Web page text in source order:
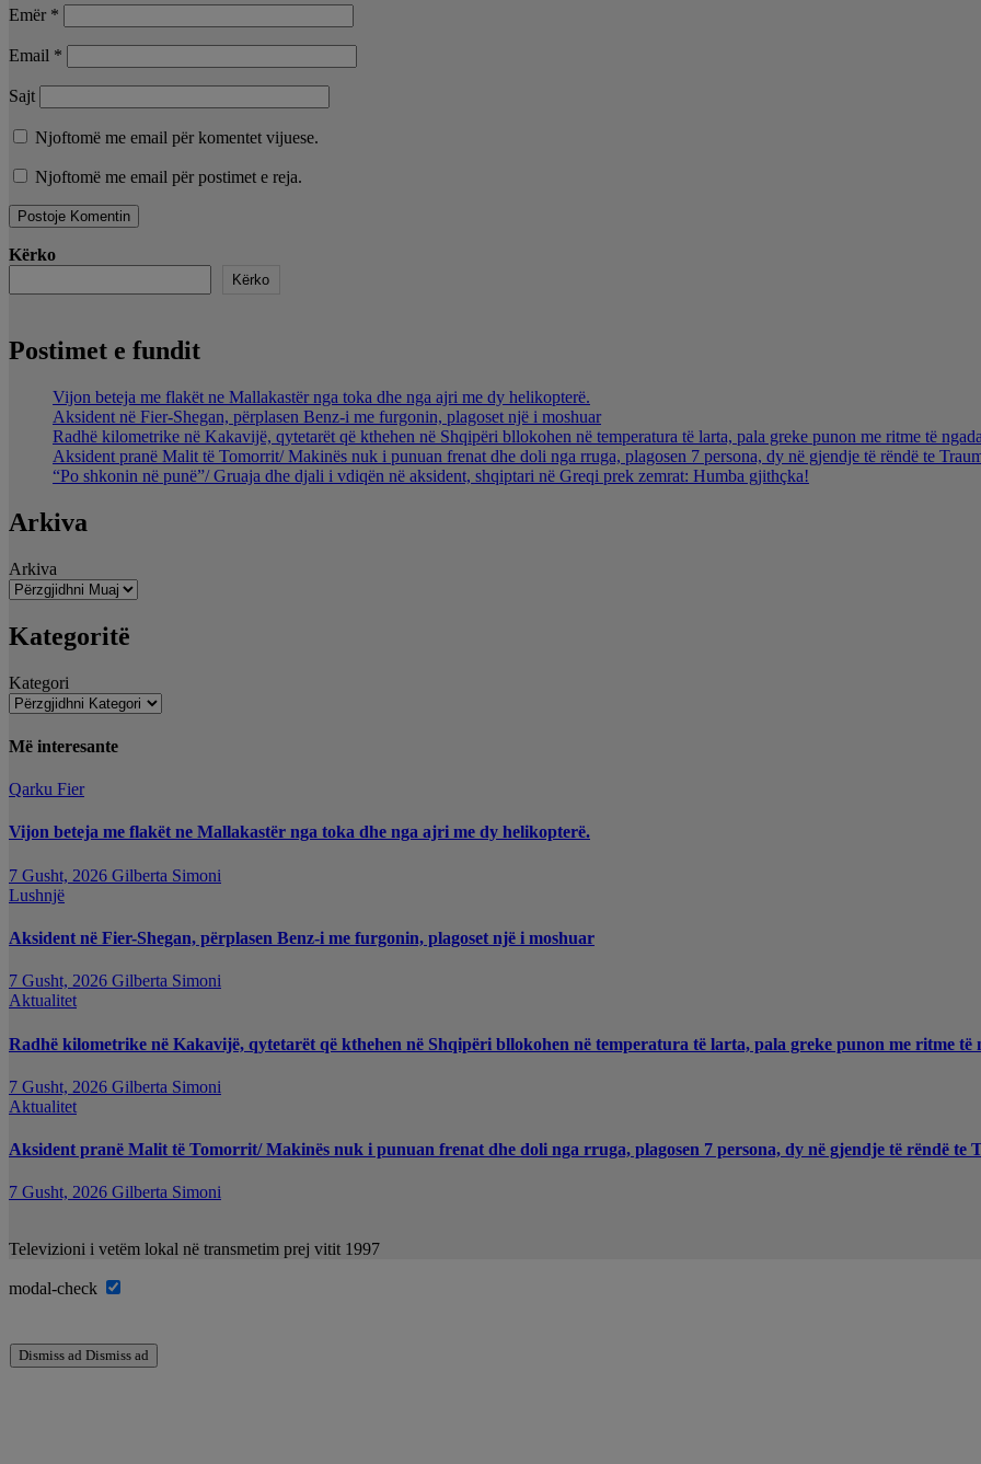
Emër *
Email *
Sajt
Njoftomë me email për komentet vijuese.
Njoftomë me email për postimet e reja.
Kërko
Kërko
Postimet e fundit
Vijon beteja me flakët ne Mallakastër nga toka dhe nga ajri me dy helikopterë.
Aksident në Fier-Shegan, përplasen Benz-i me furgonin, plagoset një i moshuar
Radhë kilometrike në Kakavijë, qytetarët që kthehen në Shqipëri bllokohen në temperatura të larta, pala greke punon me ritme të
Aksident pranë Malit të Tomorrit/ Makinës nuk i punuan frenat dhe doli nga rruga, plagosen 7 persona, dy në gjendje të rëndë te
“Po shkonin në punë”/ Gruaja dhe djali i vdiqën në aksident, shqiptari në Greqi prek zemrat: Humba gjithçka!
Arkiva
Arkiva
Kategoritë
Kategori
Më interesante
Qarku Fier
Vijon beteja me flakët ne Mallakastër nga toka dhe nga ajri me dy helikopterë.
7 Gusht, 2026 Gilberta Simoni
Lushnjë
Aksident në Fier-Shegan, përplasen Benz-i me furgonin, plagoset një i moshuar
7 Gusht, 2026 Gilberta Simoni
Aktualitet
Radhë kilometrike në Kakavijë, qytetarët që kthehen në Shqipëri bllokohen në temperatura të larta, pala greke punon me ritme të
7 Gusht, 2026 Gilberta Simoni
Aktualitet
Aksident pranë Malit të Tomorrit/ Makinës nuk i punuan frenat dhe doli nga rruga, plagosen 7 persona, dy në gjendje të rëndë te
7 Gusht, 2026 Gilberta Simoni
Televizioni i vetëm lokal në transmetim prej vitit 1997
modal-check
Dismiss ad Dismiss ad